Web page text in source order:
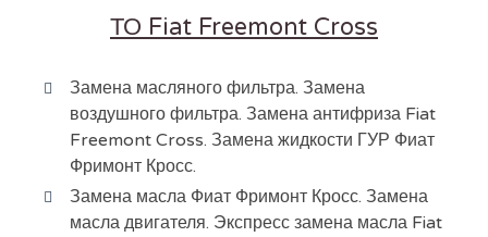
ТО Fiat Freemont Cross
Замена масляного фильтра. Замена
воздушного фильтра. Замена антифриза Fiat
Freemont Cross. Замена жидкости ГУР Фиат
Фримонт Кросс.
Замена масла Фиат Фримонт Кросс. Замена
масла двигателя. Экспресс замена масла Fiat